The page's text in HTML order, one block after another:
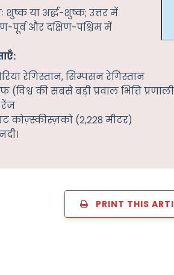
शुष्क या अर्द्ध-शुष्क; उत्तर में
पूर्व और दक्षिण-पश्चिम में
रेगिस्तान, सिम्पसन रेगिस्तान
(विश्व की सबसे बड़ी प्रवाल भित्ति
रेंज
कोज़्स्कीस्ज़को (2,228 मीटर)
PRINT THIS